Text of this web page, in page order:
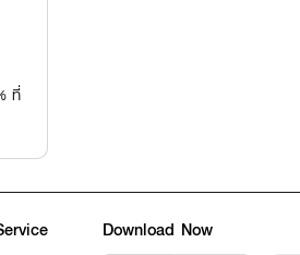
ที่
Download Now